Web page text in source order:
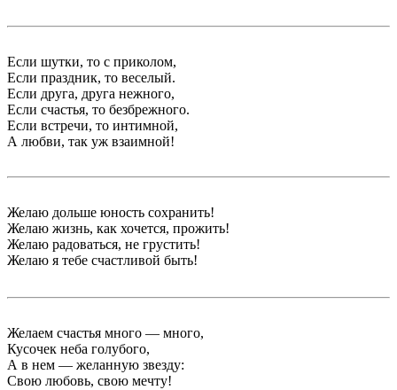
Если шутки, то с приколом,
Если праздник, то веселый.
Если друга, друга нежного,
Если счастья, то безбрежного.
Если встречи, то интимной,
А любви, так уж взаимной!
Желаю дольше юность сохранить!
Желаю жизнь, как хочется, прожить!
Желаю радоваться, не грустить!
Желаю я тебе счастливой быть!
Желаем счастья много — много,
Кусочек неба голубого,
А в нем — желанную звезду:
Свою любовь, свою мечту!